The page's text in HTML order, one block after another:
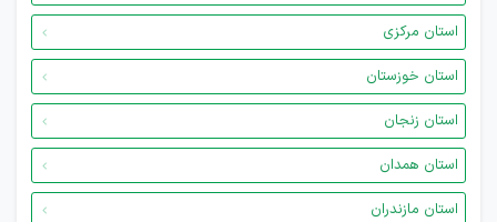
استان مرکزی
استان خوزستان
استان زنجان
استان همدان
استان مازندران